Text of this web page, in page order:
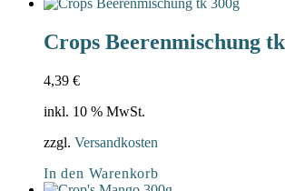
Crops Beerenmischung
4,39 €
inkl. 10 % MwSt.
zzgl. Versandkosten
In den Warenkorb